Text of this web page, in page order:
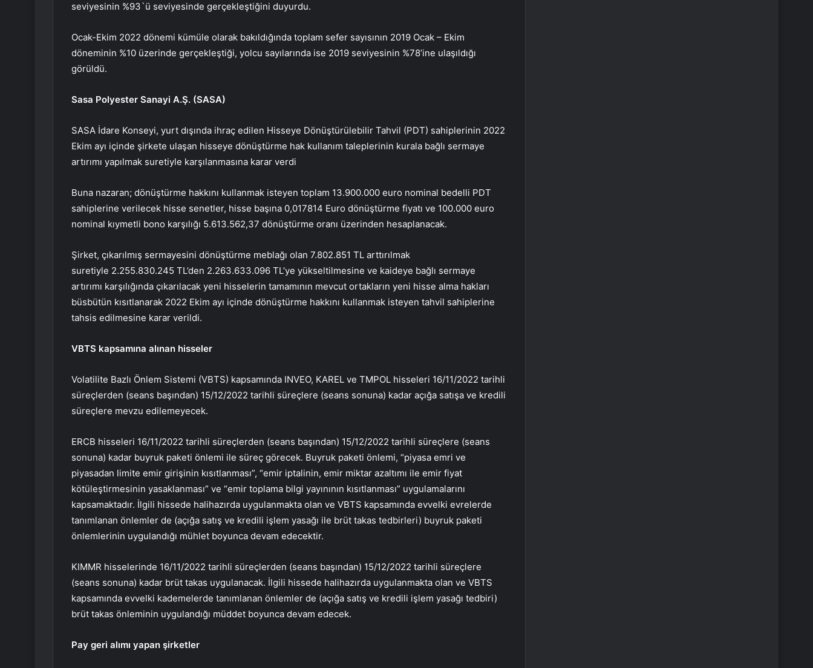
seviyesinin %93`ü seviyesinde gerçekleştiğini duyurdu.
Ocak-Ekim 2022 dönemi kümüle olarak bakıldığında toplam sefer sayısının 2019 Ocak – Ekim
döneminin %10 üzerinde gerçekleştiği, yolcu sayılarında ise 2019 seviyesinin %78’ine ulaşıldığı
görüldü.
Sasa Polyester Sanayi A.Ş. (SASA)
SASA İdare Konseyi, yurt dışında ihraç edilen Hisseye Dönüştürülebilir Tahvil (PDT) sahiplerinin 2022
Ekim ayı içinde şirkete ulaşan hisseye dönüştürme hak kullanım taleplerinin kurala bağlı sermaye
artırımı yapılmak suretiyle karşılanmasına karar verdi
Buna nazaran; dönüştürme hakkını kullanmak isteyen toplam 13.900.000 euro nominal bedelli PDT
sahiplerine verilecek hisse senetler, hisse başına 0,017814 Euro dönüştürme fiyatı ve 100.000 euro
nominal kıymetli bono karşılığı 5.613.562,37 dönüştürme oranı üzerinden hesaplanacak.
Şirket, çıkarılmış sermayesini dönüştürme meblağı olan 7.802.851 TL arttırılmak
suretiyle 2.255.830.245 TL’den 2.263.633.096 TL’ye yükseltilmesine ve kaideye bağlı sermaye
artırımı karşılığında çıkarılacak yeni hisselerin tamamının mevcut ortakların yeni hisse alma hakları
büsbütün kısıtlanarak 2022 Ekim ayı içinde dönüştürme hakkını kullanmak isteyen tahvil sahiplerine
tahsis edilmesine karar verildi.
VBTS kapsamına alınan hisseler
Volatilite Bazlı Önlem Sistemi (VBTS) kapsamında INVEO, KAREL ve TMPOL hisseleri 16/11/2022 tarihli
süreçlerden (seans başından) 15/12/2022 tarihli süreçlere (seans sonuna) kadar açığa satışa ve kredili
süreçlere mevzu edilemeyecek.
ERCB hisseleri 16/11/2022 tarihli süreçlerden (seans başından) 15/12/2022 tarihli süreçlere (seans
sonuna) kadar buyruk paketi önlemi ile süreç görecek. Buyruk paketi önlemi, “piyasa emri ve
piyasadan limite emir girişinin kısıtlanması”, “emir iptalinin, emir miktar azaltımı ile emir fiyat
kötüleştirmesinin yasaklanması” ve “emir toplama bilgi yayınının kısıtlanması” uygulamalarını
kapsamaktadır. İlgili hissede halihazırda uygulanmakta olan ve VBTS kapsamında evvelki evrelerde
tanımlanan önlemler de (açığa satış ve kredili işlem yasağı ile brüt takas tedbirleri) buyruk paketi
önlemlerinin uygulandığı mühlet boyunca devam edecektir.
KIMMR hisselerinde 16/11/2022 tarihli süreçlerden (seans başından) 15/12/2022 tarihli süreçlere
(seans sonuna) kadar brüt takas uygulanacak. İlgili hissede halihazırda uygulanmakta olan ve VBTS
kapsamında evvelki kademelerde tanımlanan önlemler de (açığa satış ve kredili işlem yasağı tedbiri)
brüt takas önleminin uygulandığı müddet boyunca devam edecek.
Pay geri alımı yapan şirketler